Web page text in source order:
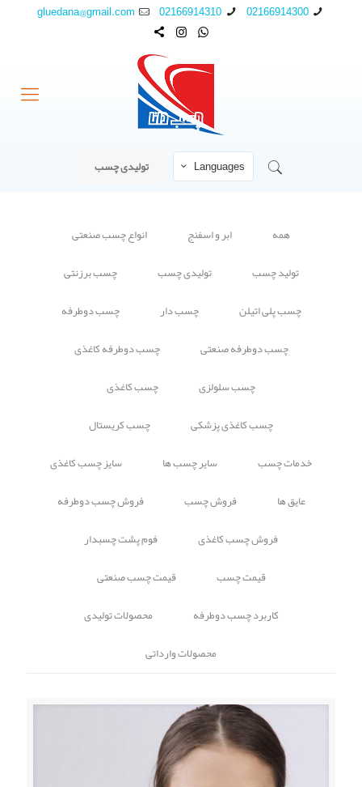
02166914300
02166914310
gluedana@gmail.com
Languages تولیدی چسب
همه ابر و اسفنج
انواع چسب صنعتی
تولید چسب
تولیدی چسب
چسب برزنتی
چسب پلی اتیلن
چسب دار
چسب دوطرفه
چسب دوطرفه صنعتی
چسب دوطرفه کاغذی
چسب سلولزی
چسب کاغذی
چسب کاغذی پزشکی
چسب کریستال
خدمات چسب
سایر چسب ها
سایز چسب کاغذی
عایق ها
فروش چسب
فروش چسب دوطرفه
فروش چسب کاغذی
فوم پشت چسبدار
قیمت چسب
قیمت چسب صنعتی
کاربرد چسب دوطرفه
محصولات تولیدی
محصولات وارداتی